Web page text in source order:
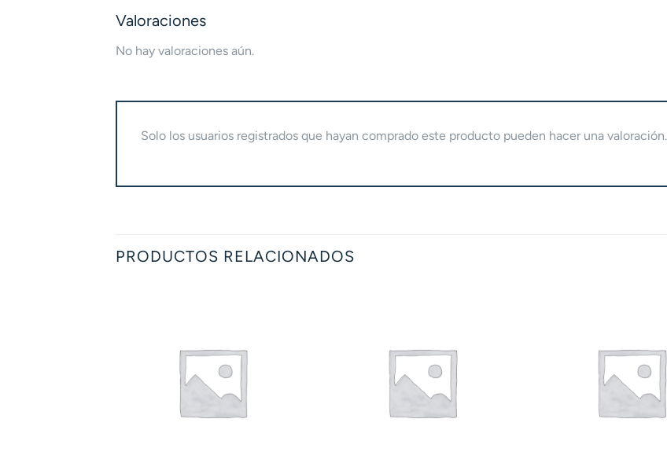
Valoraciones
No hay valoraciones aún.
Solo los usuarios registrados que hayan comprado este producto pueden hacer una valoración.
PRODUCTOS RELACIONADOS